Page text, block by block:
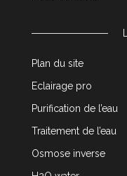
Plan du site
Eclairage pro
Purification de l’eau
Traitement de l’eau
Osmose inverse